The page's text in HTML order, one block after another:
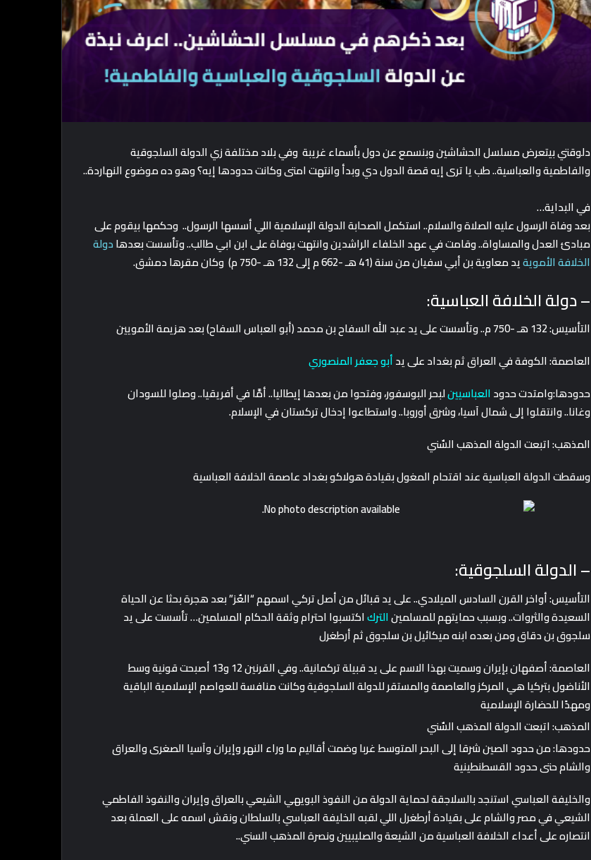
دلوقتي بيتعرض مسلسل الحشاشين وبنسمع عن دول بأسماء غريبة وفي بلاد مختلفة زي الدولة السلجوقية
والفاطمية والعباسية.. طب يا ترى إيه قصة الدول دي وبدأ وانتهت امتى وكانت حدودها إيه؟ وهو ده موضوع النهاردة..
في البداية…
بعد وفاة الرسول عليه الصلاة والسلام.. استكمل الصحابة الدولة الإسلامية اللي أسسها الرسول.. وحكمها بيقوم على
مبادئ العدل والمساواة.. وقامت في عهد الخلفاء الراشدين وانتهت بوفاة على ابن ابي طالب.. وتأسست بعدهادولة
الخلافة الأمويةيد معاوية بن أبي سفيان من سنة (41 هـ -662 م إلى 132 هـ -750 م) وكان مقرها دمشق.
– دولة الخلافة العباسية:
التأسيس: 132 هـ -750 م.. وتأسست على يد عبد الله السفاح بن محمد (أبو العباس السفاح) بعد هزيمة الأمويين
العاصمة: الكوفة في العراق ثم بغداد على يدأبو جعفر المنصوري
حدودها:وامتدت حدودالعباسيينلبحر البوسفور، وفتحوا من بعدها إيطاليا.. أمَّا في أفريقيا.. وصلوا للسودان
وغانا.. وانتقلوا إلى شمال آسيا، وشرق أوروبا.. واستطاعوا إدخال تركستان في الإسلام.
المذهب: اتبعت الدولة المذهب السٌني
وسقطت الدولة العباسية عند اقتحام المغول بقيادة هولاكو بغداد عاصمة الخلافة العباسية
– الدولة السلجوقية:
التأسيس: أواخر القرن السادس الميلادي.. على يد قبائل من أصل تركي اسمهم “العٌز” بعد هجرة بحثا عن الحياة
السعيدة والثروات.. وبسبب حمايتهم للمسلمينالتركاكتسبوا احترام وثقة الحكام المسلمين… تأسست على يد
سلجوق بن دقاق ومن بعده ابنه ميكائيل بن سلجوق ثم أرطغرل
العاصمة: أصفهان بإيران وسميت بهذا الاسم على يد قبيلة تركمانية.. وفي القرنين 12 و13 أصبحت قونية وسط
الأناضول بتركيا هي المركز والعاصمة والمستقر للدولة السلجوقية وكانت منافسة للعواصم الإسلامية الباقية
ومهدًا للحضارة الإسلامية
المذهب: اتبعت الدولة المذهب السٌني
حدودها: من حدود الصين شرقا إلى البحر المتوسط غربا وضمت أقاليم ما وراء النهر وإيران وآسيا الصغرى والعراق
والشام حتى حدود القسطنطينية
والخليفة العباسي استنجد بالسلاجقة لحماية الدولة من النفوذ البويهي الشيعي بالعراق وإيران والنفوذ الفاطمي
الشيعي في مصر والشام على بقيادة أرطغرل اللي لقبه الخليفة العباسي بالسلطان ونقش اسمه على العملة بعد
انتصاره على أعداء الخلافة العباسية من الشيعة والصليبيين ونصرة المذهب السني..